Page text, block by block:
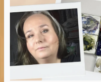
KONTAKTA
AKVARELL I SOMMAR 2026